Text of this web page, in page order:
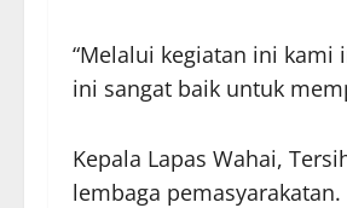
“Melalui kegiatan ini kami
ini sangat baik untuk
Kepala Lapas Wahai,
lembaga pemasyarakatan.